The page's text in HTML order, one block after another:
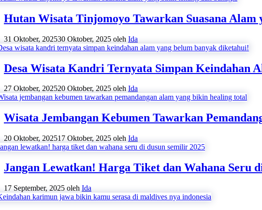
Hutan Wisata Tinjomoyo Tawarkan Suasana Alam
31 Oktober, 202530 Oktober, 2025 oleh Ida
Desa Wisata Kandri Ternyata Simpan Keindahan
27 Oktober, 202520 Oktober, 2025 oleh Ida
Wisata Jembangan Kebumen Tawarkan
20 Oktober, 202517 Oktober, 2025 oleh Ida
Jangan Lewatkan! Harga Tiket dan Wahana Seru
17 September, 2025 oleh Ida